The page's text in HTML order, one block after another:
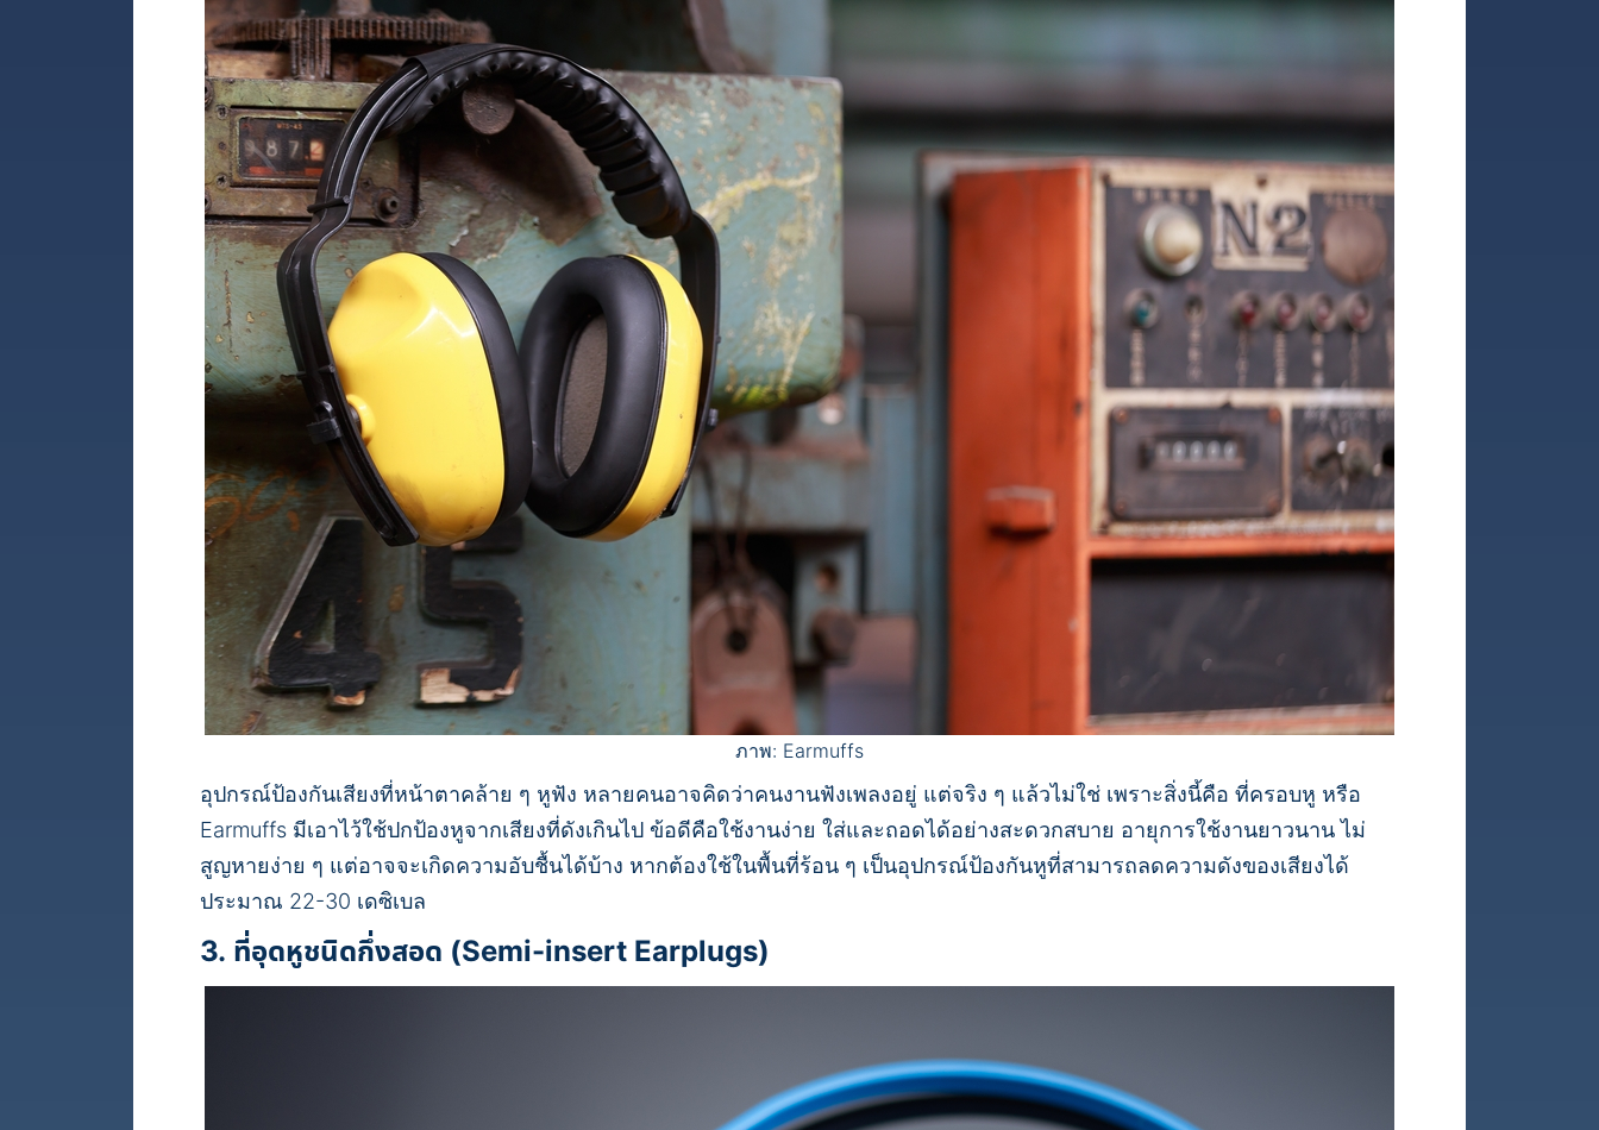
ภาพ: Earmuffs
อุปกรณ์ป้องกันเสียงที่หน้าตาคล้าย ๆ หูฟัง หลายคนอาจคิดว่าคนงานฟังเพลงอยู่ แต่จริง ๆ แล้วไม่ใช่ เพราะสิ่งนี้คือ ที่ครอบหู หรือ
Earmuffs มีเอาไว้ใช้ปกป้องหูจากเสียงที่ดังเกินไป ข้อดีคือใช้งานง่าย ใส่และถอดได้อย่างสะดวกสบาย อายุการใช้งานยาวนาน ไม่
สูญหายง่าย ๆ แต่อาจจะเกิดความอับชื้นได้บ้าง หากต้องใช้ในพื้นที่ร้อน ๆ เป็นอุปกรณ์ป้องกันหูที่สามารถลดความดังของเสียงได้
ประมาณ 22-30 เดซิเบล
3. ที่อุดหูชนิดกึ่งสอด (Semi-insert Earplugs)